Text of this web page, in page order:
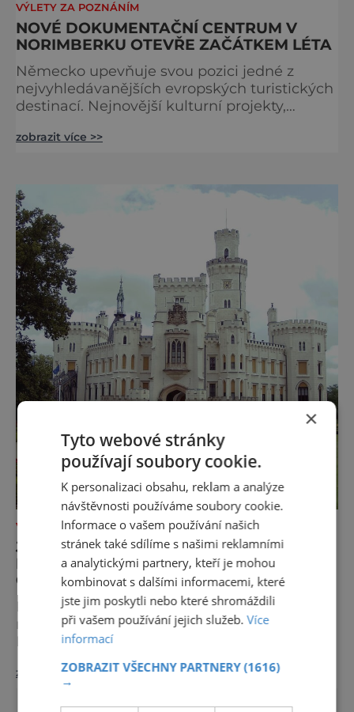
VÝLETY ZA POZNÁNÍM
NOVÉ DOKUMENTAČNÍ CENTRUM V
NORIMBERKU OTEVŘE ZAČÁTKEM LÉTA
Německo upevňuje svou pozici jedné z
nejvyhledávanějších evropských turistických
destinací. Nejnovější kulturní projekty,
rekonstrukce historických památek přitahují
moderní zážitky do jedinečné nabídky
turistických míst – přinášíme jejich výběr. Po
přibližně pětileté
zobrazit více >>
VÝLETY ZA POZNÁNÍM
JIH ČECH OKOUZLUJE – JEHO
ROMANTIKA LÁKÁ NÁVŠTĚVNÍKY Z
CELÉHO SVĚTA
Přestože byla vybíravá, zámek v Hluboké
nad Vltavou si zamilovala i princezna
Krasomila. A vy dopadnete úplně stejně. Je
totiž jedním z nejkrásnějších u nás. Vypadá
jako nazdobený bílý dort na svatební tabuli.
zobrazit více >>
×
Tyto webové stránky
používají soubory cookie.
K personalizaci obsahu, reklam a analýze
návštěvnosti používáme soubory cookie.
Informace o vašem používání našich
stránek také sdílíme s našimi reklamními
a analytickými partnery, kteří je mohou
kombinovat s dalšími informacemi, které
jste jim poskytli nebo které shromáždili
při vašem používání jejich služeb.Více
informací
ZOBRAZIT VŠECHNY PARTNERY(1616)
→